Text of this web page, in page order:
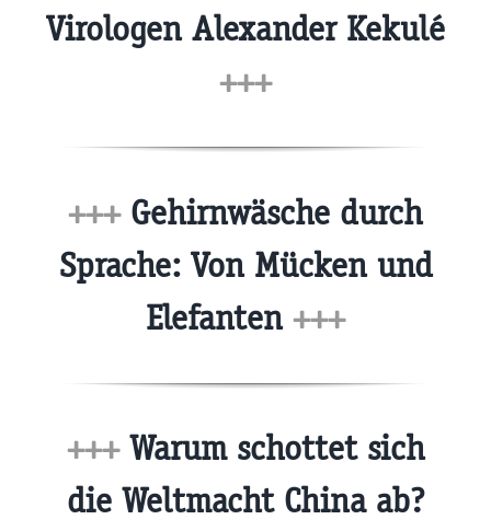
Virologen Alexander Kekulé
+++
+++Gehirnwäsche durch
Sprache: Von Mücken und
Elefanten +++
+++Warum schottet sich
die Weltmacht China ab?